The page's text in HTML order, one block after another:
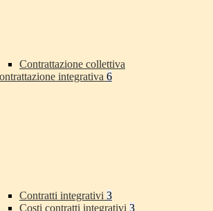
Contrattazione collettiva
integrativa 6
Contratti integrativi 3
Costi contratti integrativi 3